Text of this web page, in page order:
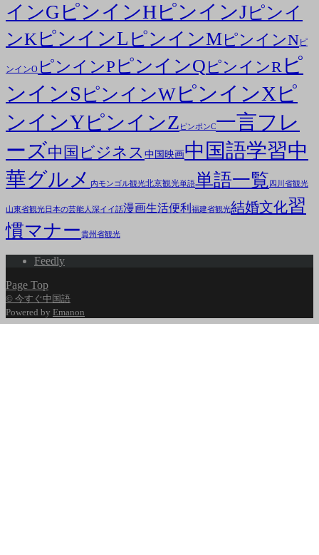
インG ピンインHピンインJピンイ
ンK ピンインL ピンインMピンインNピ
ンインO ピンインP ピンインQ ピンインR ピ
ンインSピンインWピンインXピ
ンインYピンインZ ピンポンC一言フレ
ーズ中国ビジネス 中国映画中国語学習中
華グルメ
内モンゴル観光北京観光単語単語一覧 四川省観光
山東省観光日本の芸能人深イイ話漫画生活便利 福建省観光結婚文化習
慣マナー貴州省観光
Feedly
Page Top
© 今すぐ中国語
Powered by Emanon